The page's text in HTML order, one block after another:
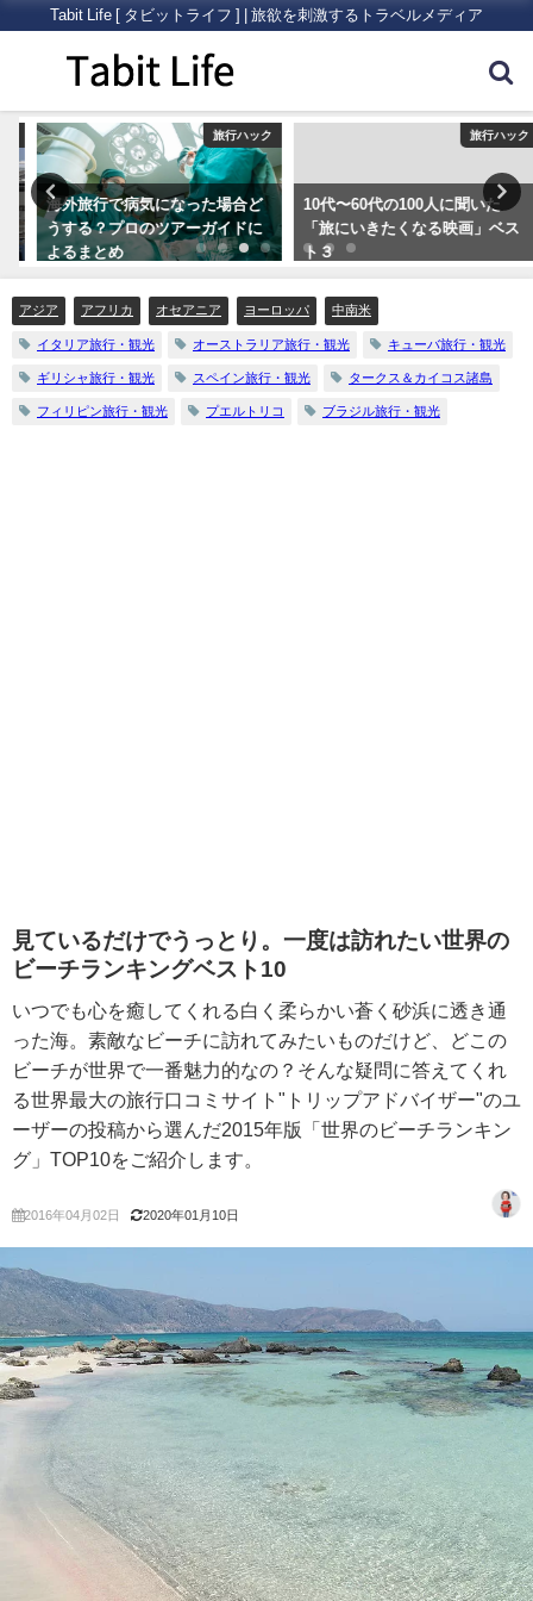
Tabit Life [ タビットライフ ] | 旅欲を刺激するトラベルメディア
旅行ハック
海外旅行で病気になった場合ど
うする？プロのツアーガイドに
よるまとめ
旅行ハック
10代〜60代の100人に聞いた
「旅にいきたくなる映画」ベス
ト３
アジア アフリカ オセアニア ヨーロッパ 中南米
イタリア旅行・観光 オーストラリア旅行・観光 キューバ旅行・観光
ギリシャ旅行・観光 スペイン旅行・観光 タークス＆カイコス諸島
フィリピン旅行・観光 プエルトリコ ブラジル旅行・観光
見ているだけでうっとり。一度は訪れたい世界の
ビーチランキングベスト10
いつでも心を癒してくれる白く柔らかい蒼く砂浜に透き通
った海。素敵なビーチに訪れてみたいものだけど、どこの
ビーチが世界で一番魅力的なの？そんな疑問に答えてくれ
る世界最大の旅行口コミサイト"トリップアドバイザー"のユ
ーザーの投稿から選んだ2015年版「世界のビーチランキン
グ」TOP10をご紹介します。
2016年04月02日 2020年01月10日